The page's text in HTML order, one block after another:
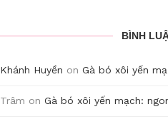
BÌNH
Khánh Huyền on Gà bó xôi yến
Trâm on Gà bó xôi yến mạch: